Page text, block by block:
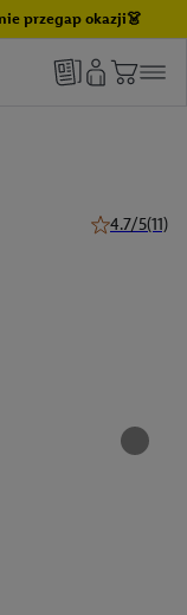
przegap okazji👗
4.7/5(11)